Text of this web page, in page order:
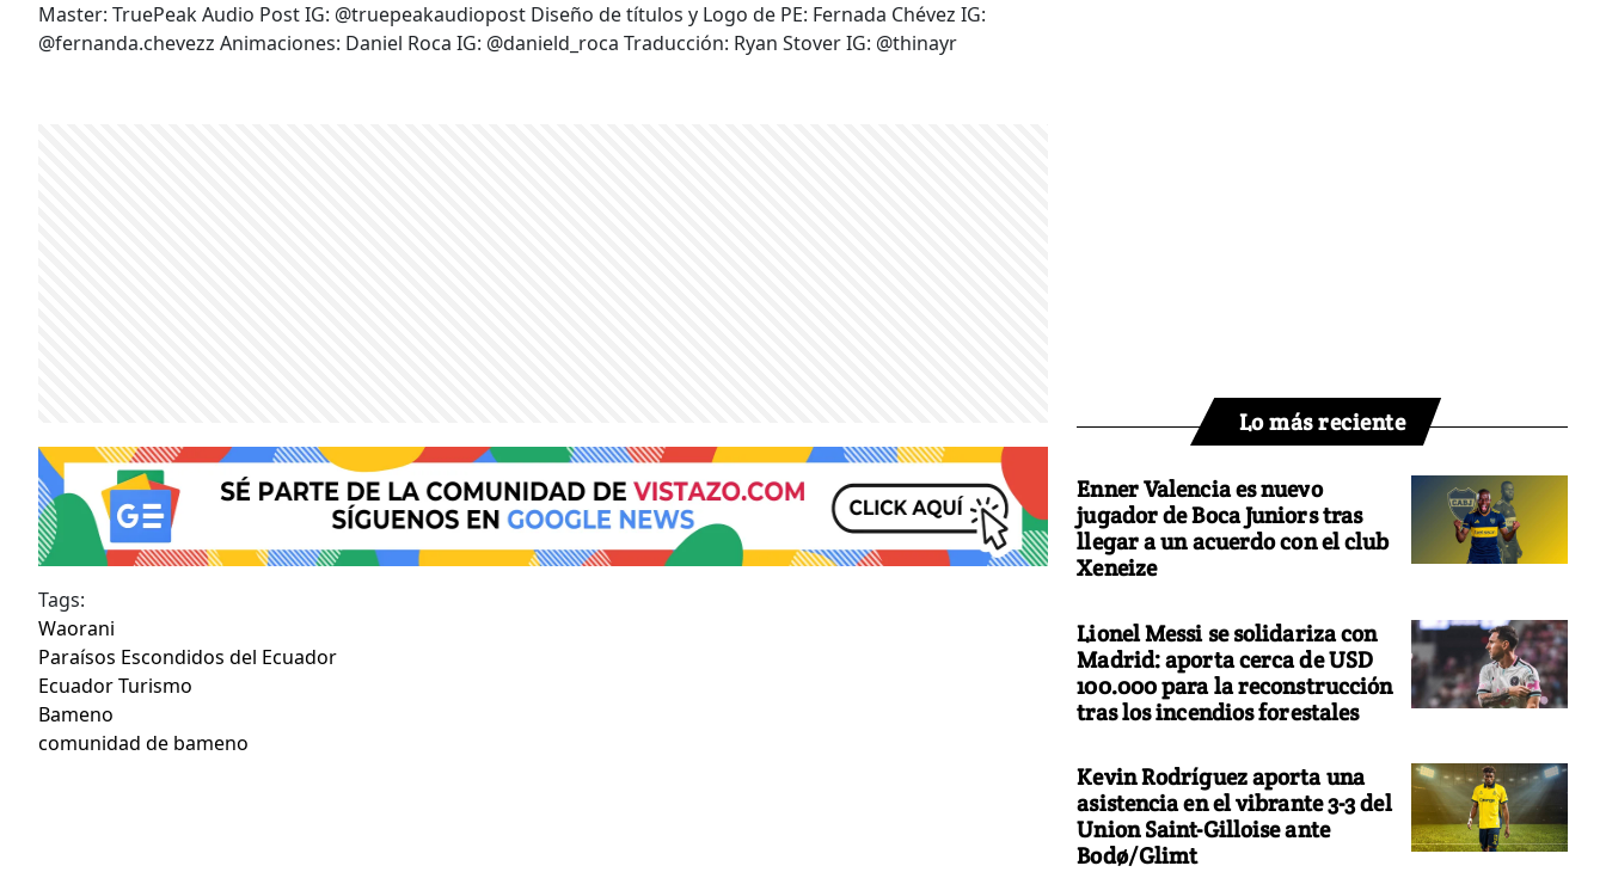
Master: TruePeak Audio Post IG: @truepeakaudiopost Diseño de títulos y Logo de PE: Fernada Chévez IG:
@fernanda.chevezz Animaciones: Daniel Roca IG: @danield_roca Traducción: Ryan Stover IG: @thinayr
Tags:
Waorani
Paraísos Escondidos del Ecuador
Ecuador Turismo
Bameno
comunidad de bameno
Lo más reciente
Enner Valencia es nuevo
jugador de Boca Juniors tras
llegar a un acuerdo con el club
Xeneize
Lionel Messi se solidariza con
Madrid: aporta cerca de USD
100.000 para la reconstrucción
tras los incendios forestales
Kevin Rodríguez aporta una
asistencia en el vibrante 3-3 del
Union Saint-Gilloise ante
Bodø/Glimt